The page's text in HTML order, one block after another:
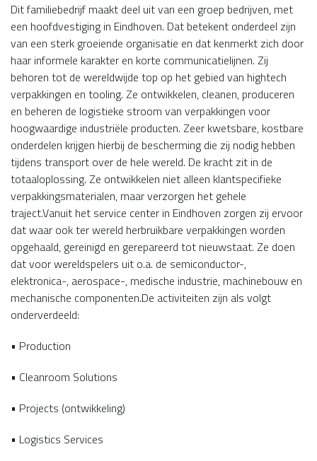
Dit familiebedrijf maakt deel uit van een groep bedrijven, met
een hoofdvestiging in Eindhoven. Dat betekent onderdeel zijn
van een sterk groeiende organisatie en dat kenmerkt zich door
haar informele karakter en korte communicatielijnen. Zij
behoren tot de wereldwijde top op het gebied van hightech
verpakkingen en tooling. Ze ontwikkelen, cleanen, produceren
en beheren de logistieke stroom van verpakkingen voor
hoogwaardige industriële producten. Zeer kwetsbare, kostbare
onderdelen krijgen hierbij de bescherming die zij nodig hebben
tijdens transport over de hele wereld. De kracht zit in de
totaaloplossing. Ze ontwikkelen niet alleen klantspecifieke
verpakkingsmaterialen, maar verzorgen het gehele
traject.Vanuit het service center in Eindhoven zorgen zij ervoor
dat waar ook ter wereld herbruikbare verpakkingen worden
opgehaald, gereinigd en gerepareerd tot nieuwstaat. Ze doen
dat voor wereldspelers uit o.a. de semiconductor-,
elektronica-, aerospace-, medische industrie, machinebouw en
mechanische componenten.De activiteiten zijn als volgt
onderverdeeld:
• Production
• Cleanroom Solutions
• Projects (ontwikkeling)
• Logistics Services